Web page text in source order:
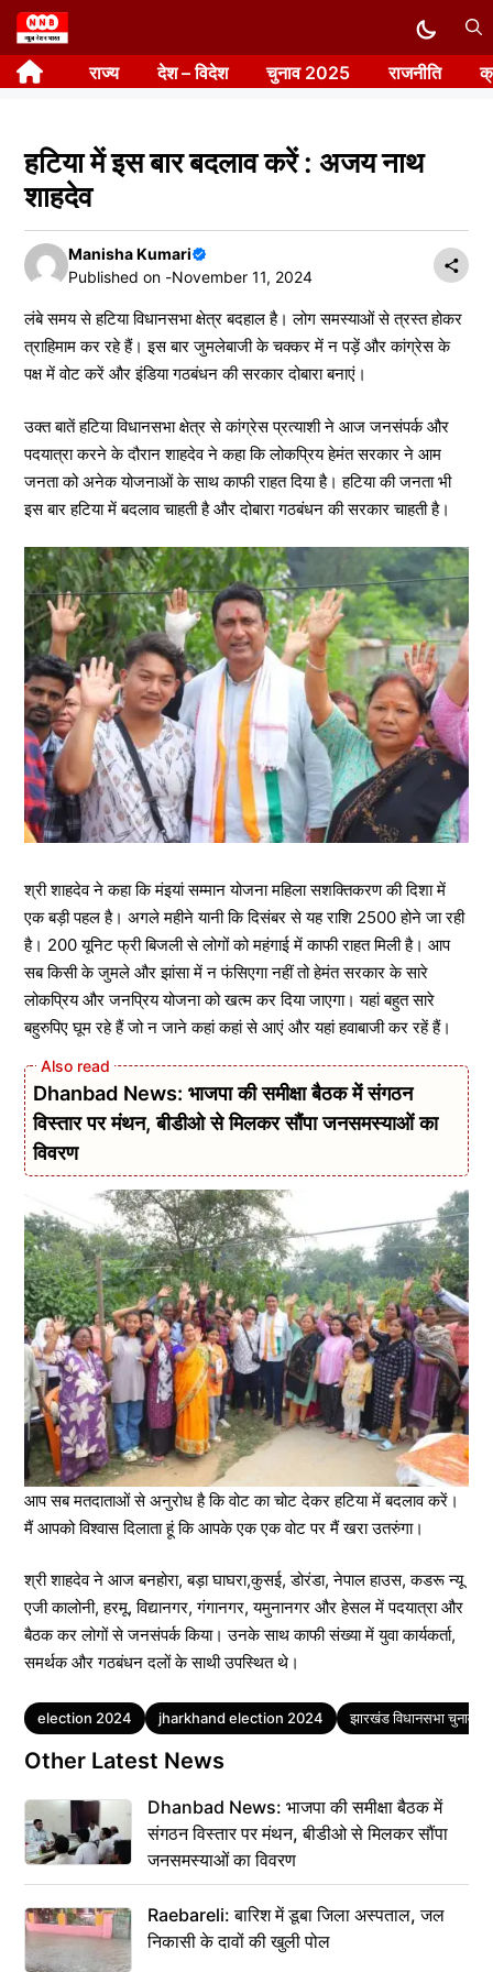
Skip
to
content राज्य देश – विदेश चुनाव 2025 राजनीति
हटिया में इस बार बदलाव करें : अजय नाथ
शाहदेव
Manisha Kumari
Published on -November 11, 2024
लंबे समय से हटिया विधानसभा क्षेत्र बदहाल है। लोग समस्याओं से त्रस्त होकर
त्राहिमाम कर रहे हैं। इस बार जुमलेबाजी के चक्कर में न पड़ें और कांग्रेस के
पक्ष में वोट करें और इंडिया गठबंधन की सरकार दोबारा बनाएं।
उक्त बातें हटिया विधानसभा क्षेत्र से कांग्रेस प्रत्याशी ने आज जनसंपर्क और
पदयात्रा करने के दौरान शाहदेव ने कहा कि लोकप्रिय हेमंत सरकार ने आम
जनता को अनेक योजनाओं के साथ काफी राहत दिया है। हटिया की जनता भी
इस बार हटिया में बदलाव चाहती है और दोबारा गठबंधन की सरकार चाहती है।
श्री शाहदेव ने कहा कि मंइयां सम्मान योजना महिला सशक्तिकरण की दिशा में
एक बड़ी पहल है। अगले महीने यानी कि दिसंबर से यह राशि 2500 होने जा रही
है। 200 यूनिट फ्री बिजली से लोगों को महंगाई में काफी राहत मिली है। आप
सब किसी के जुमले और झांसा में न फंसिएगा नहीं तो हेमंत सरकार के सारे
लोकप्रिय और जनप्रिय योजना को खत्म कर दिया जाएगा। यहां बहुत सारे
बहुरुपिए घूम रहे हैं जो न जाने कहां कहां से आएं और यहां हवाबाजी कर रहें हैं।
Dhanbad News: भाजपा की समीक्षा बैठक में संगठन
विस्तार पर मंथन, बीडीओ से मिलकर सौंपा जनसमस्याओं का
विवरण
आप सब मतदाताओं से अनुरोध है कि वोट का चोट देकर हटिया में बदलाव करें।
मैं आपको विश्वास दिलाता हूं कि आपके एक एक वोट पर मैं खरा उतरुंगा।
श्री शाहदेव ने आज बनहोरा, बड़ा घाघरा,कुसई, डोरंडा, नेपाल हाउस, कडरू न्यू
एजी कालोनी, हरमू, विद्यानगर, गंगानगर, यमुनानगर और हेसल में पदयात्रा और
बैठक कर लोगों से जनसंपर्क किया। उनके साथ काफी संख्या में युवा कार्यकर्ता,
समर्थक और गठबंधन दलों के साथी उपस्थित थे।
Tags
election 2024 jharkhand election 2024 झारखंड विधानसभा चुनाव
Other Latest News
Dhanbad News: भाजपा की समीक्षा बैठक में
संगठन विस्तार पर मंथन, बीडीओ से मिलकर सौंपा
जनसमस्याओं का विवरण
Raebareli: बारिश में डूबा जिला अस्पताल, जल
निकासी के दावों की खुली पोल